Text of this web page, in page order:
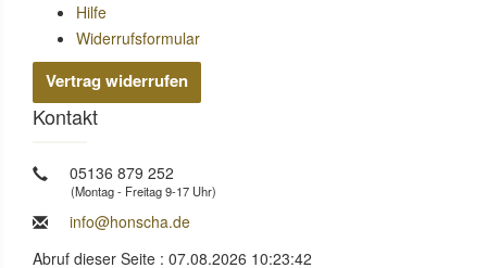
Hilfe
Widerrufsformular
Vertrag widerrufen
Kontakt
05136 879 252
(Montag - Freitag 9-17 Uhr)
info@honscha.de
Abruf dieser Seite : 07.08.2026 10:23:42